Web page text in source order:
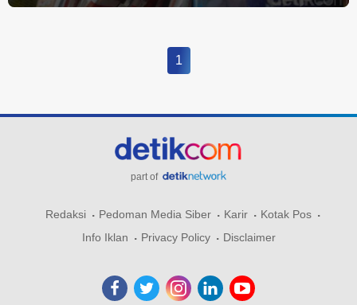
1
part of
Redaksi Pedoman Media Siber Karir
Kotak Pos
Info Iklan
Privacy Policy Disclaimer